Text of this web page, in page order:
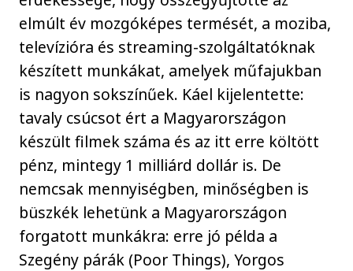
elmúlt év mozgóképes termését, a moziba,
televízióra és streaming-szolgáltatóknak
készített munkákat, amelyek műfajukban
is nagyon sokszínűek. Káel kijelentette:
tavaly csúcsot ért a Magyarországon
készült filmek száma és az itt erre költött
pénz, mintegy 1 milliárd dollár is. De
nemcsak mennyiségben, minőségben is
büszkék lehetünk a Magyarországon
forgatott munkákra: erre jó példa a
Szegény párák (Poor Things), Yorgos